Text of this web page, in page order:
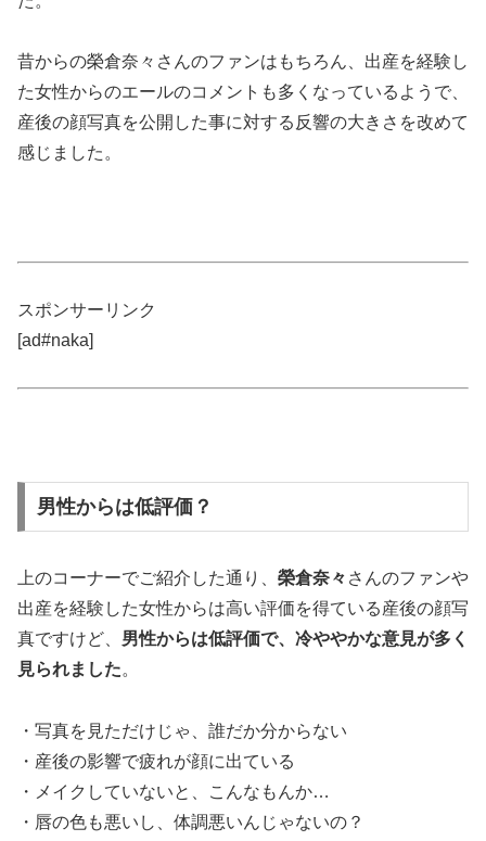
昔からの榮倉奈々さんのファンはもちろん、出産を経験し
た女性からのエールのコメントも多くなっているようで、
産後の顔写真を公開した事に対する反響の大きさを改めて
感じました。
スポンサーリンク
[ad#naka]
男性からは低評価？
上のコーナーでご紹介した通り、 榮倉奈々 さんのファンや
出産を経験した女性からは高い評価を得ている産後の顔写
真ですけど、 男性からは低評価で、冷ややかな意見が多く
見られました。
・写真を見ただけじゃ、誰だか分からない
・産後の影響で疲れが顔に出ている
・メイクしていないと、こんなもんか…
・唇の色も悪いし、体調悪いんじゃないの？